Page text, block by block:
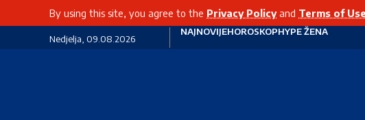
By using this site, you agree to the Privacy Policyand Terms of Use
Nedjelja, 09.08.2026
NAJNOVIJEHOROSKOPHYPE ŽENA